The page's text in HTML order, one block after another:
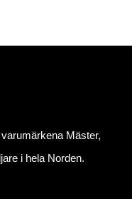
Mäster,
i hela Norden.